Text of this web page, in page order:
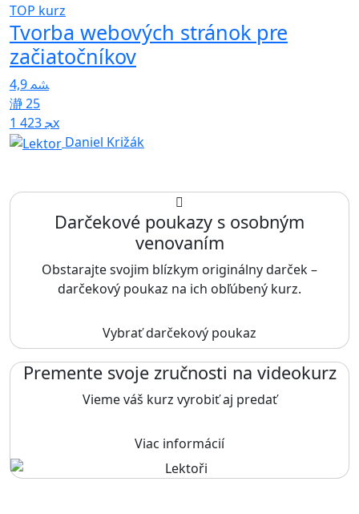
TOP kurz
Tvorba webových stránok pre
začiatočníkov
4,9
25
1 423x
Daniel Križák
Darčekové poukazy s osobným
venovaním
Obstarajte svojim blízkym originálny darček –
darčekový poukaz na ich obľúbený kurz.
Vybrať darčekový poukaz
Premente svoje zručnosti na videokurz
Vieme váš kurz vyrobiť aj predať
Viac informácií